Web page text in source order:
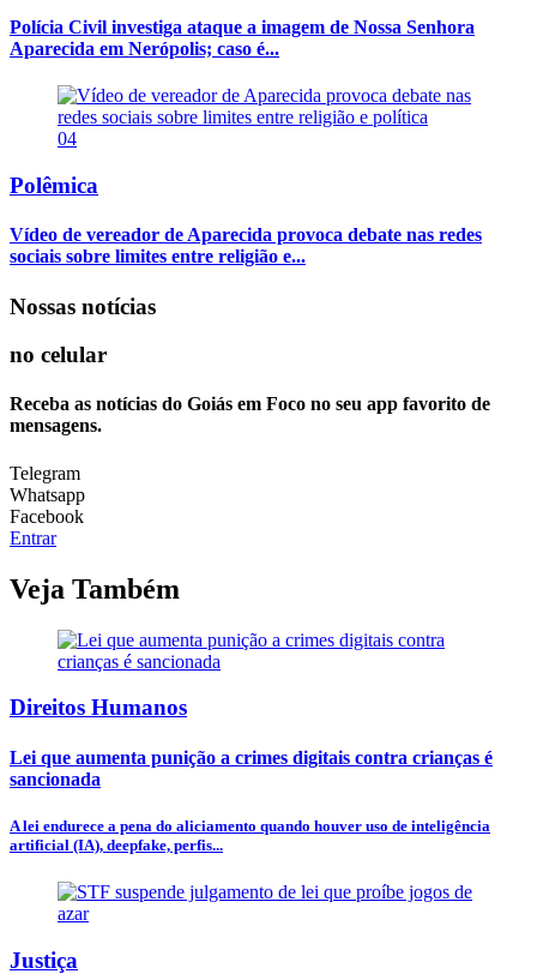
Polícia Civil investiga ataque a imagem de Nossa Senhora
Aparecida em Nerópolis; caso é...
04
Polêmica
Vídeo de vereador de Aparecida provoca debate nas redes
sociais sobre limites entre religião e...
Nossas notícias
no celular
Receba as notícias do Goiás em Foco no seu app favorito de
mensagens.
Telegram
Whatsapp
Facebook
Entrar
Veja Também
Direitos Humanos
Lei que aumenta punição a crimes digitais contra crianças é
sancionada
A lei endurece a pena do aliciamento quando houver uso de inteligência
artificial (IA), deepfake, perfis...
Justiça